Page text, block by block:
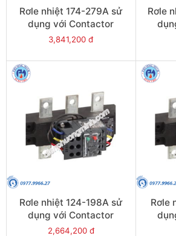
Rơle nhiệt 174-279A sử
dụng với Contactor
LC1E250-E400 - Model
3,841,200 đ
Rơle
Rơle nhiệt 124-198A sử
dụng với Contactor
LC1E200 - Model LRE483
2,664,200 đ
Rơle